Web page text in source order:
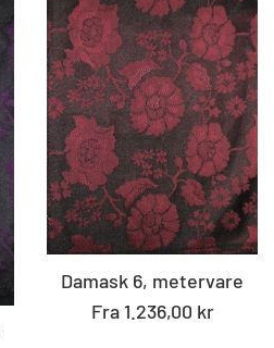
Damask 6, metervare
Fra 1.236,00 kr